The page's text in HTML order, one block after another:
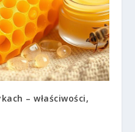
– właściwości,